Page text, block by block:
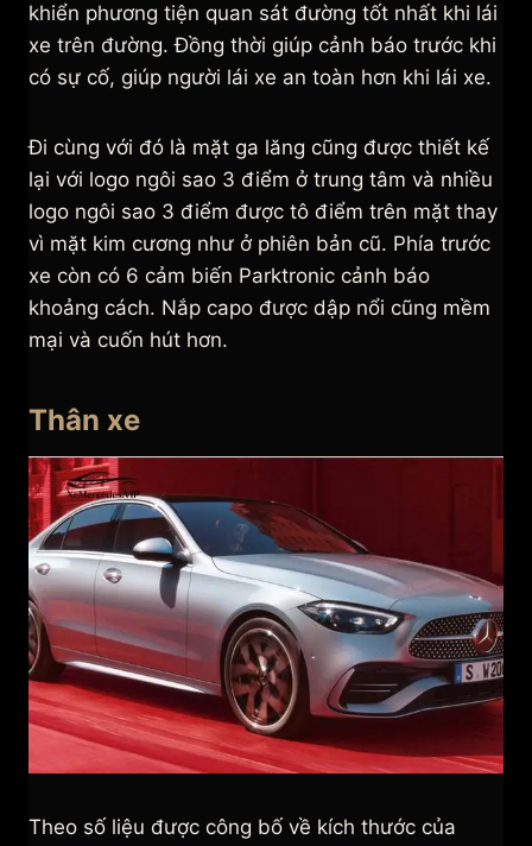
khiển phương tiện quan sát đường tốt nhất khi lái
xe trên đường. Đồng thời giúp cảnh báo trước khi
có sự cố, giúp người lái xe an toàn hơn khi lái xe.
Đi cùng với đó là mặt ga lăng cũng được thiết kế
lại với logo ngôi sao 3 điểm ở trung tâm và nhiều
logo ngôi sao 3 điểm được tô điểm trên mặt thay
vì mặt kim cương như ở phiên bản cũ. Phía trước
xe còn có 6 cảm biến Parktronic cảnh báo
khoảng cách. Nắp capo được dập nổi cũng mềm
mại và cuốn hút hơn.
Thân xe
Theo số liệu được công bố về kích thước của